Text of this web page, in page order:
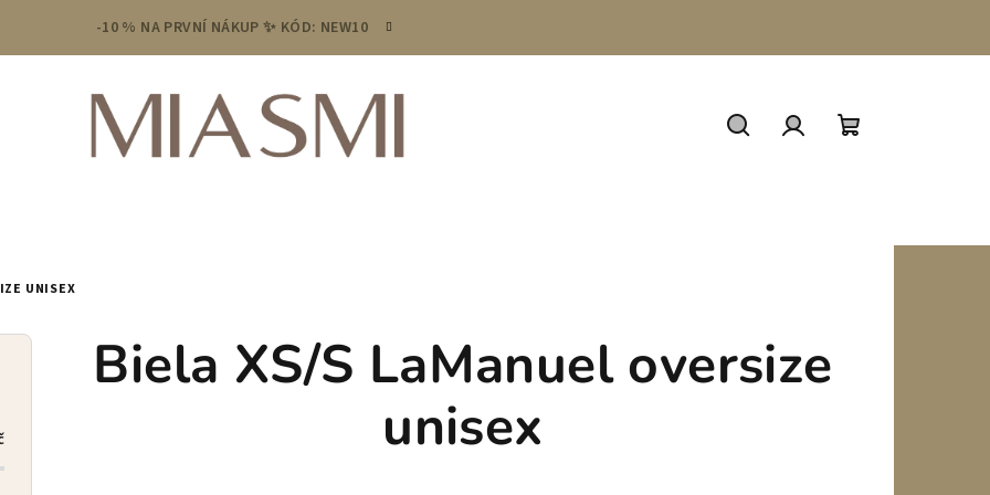
-10 % NA PRVNÍ NÁKUP ✨ KÓD: NEW10
UNISEX
Biela XS/S LaManuel oversize
unisex